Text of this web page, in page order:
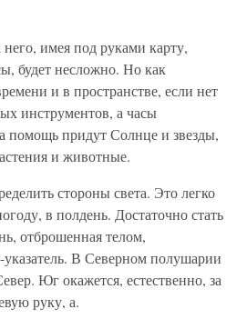
имея под руками карту,
будет несложно. Но как
и в пространстве, если нет
инструментов, а часы
помощь придут Солнце и звезды,
и животные.
стороны света. Это легко
в полдень. Достаточно стать
отброшенная телом,
указатель. В Северном полушарии
Юг окажется, естественно, за
руку, а.